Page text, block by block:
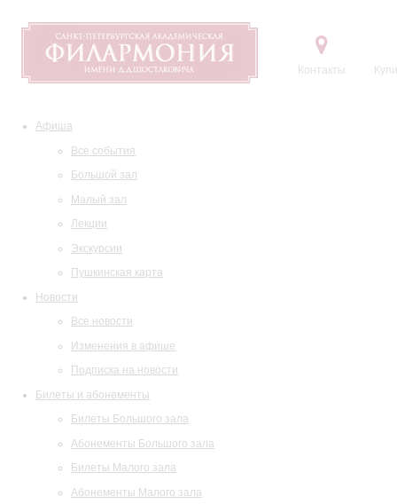
Контакты
Афиша
Все события
Большой зал
Малый зал
Лекции
Экскурсии
Пушкинская карта
Новости
Все новости
Изменения в афише
Подписка на новости
Билеты и абонементы
Билеты Большого зала
Абонементы Большого зала
Билеты Малого зала
Абонементы Малого зала